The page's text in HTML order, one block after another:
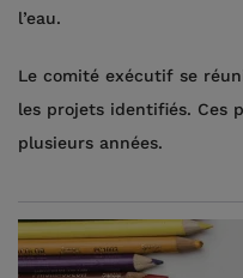
l’eau.
Le comité exécutif se
les projets identifiés. Ces
plusieurs années.